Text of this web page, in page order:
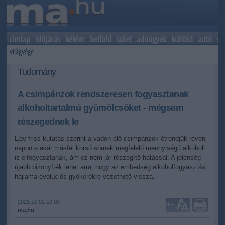
címlap időjárás kékhír belföld üzlet adóügyek külföld autó
világvége
Tudomány
A csimpánzok rendszeresen fogyasztanak
alkoholtartalmú gyümölcsöket - mégsem
részegednek le
Egy friss kutatás szerint a vadon élő csimpánzok étrendjük révén
naponta akár másfél korsó sörnek megfelelő mennyiségű alkoholt
is elfogyasztanak, ám ez nem jár részegítő hatással. A jelenség
újabb bizonyíték lehet arra, hogy az emberiség alkoholfogyasztási
hajlama evolúciós gyökerekre vezethető vissza.
2025.10.02 10:09
ma.hu
+-